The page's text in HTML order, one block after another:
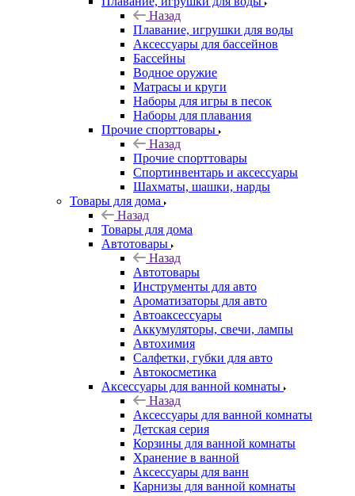
Назад
Плавание, игрушки для воды
Аксессуары для бассейнов
Бассейны
Водное оружие
Матрасы и круги
Наборы для игры в песок
Наборы для плавания
Прочие спорттовары
Назад
Прочие спорттовары
Спортинвентарь и аксессуары
Шахматы, шашки, нарды
Товары для дома
Назад
Товары для дома
Автотовары
Назад
Автотовары
Инструменты для авто
Ароматизаторы для авто
Автоаксессуары
Аккумуляторы, свечи, лампы
Автохимия
Салфетки, губки для авто
Автокосметика
Аксессуары для ванной комнаты
Назад
Аксессуары для ванной комнаты
Детская серия
Корзины для ванной комнаты
Хранение в ванной
Аксессуары для ванн
Карнизы для ванной комнаты